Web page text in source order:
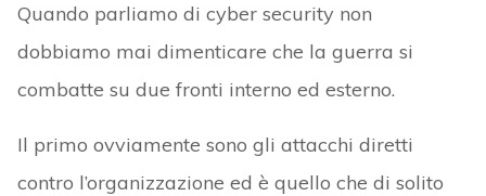
Quando parliamo di cyber security non
dobbiamo mai dimenticare che la guerra si
combatte su due fronti interno ed esterno.
Il primo ovviamente sono gli attacchi diretti
contro l’organizzazione ed è quello che di solito